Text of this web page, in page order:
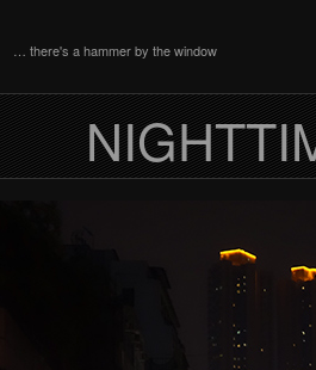
… there's a hammer by the window